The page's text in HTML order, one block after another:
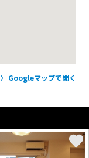
Googleマップで開く